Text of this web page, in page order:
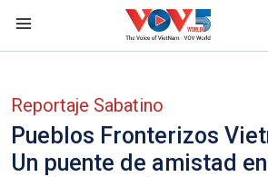
Reportaje Sabatino
Pueblos Fronterizos
Un puente de amistad